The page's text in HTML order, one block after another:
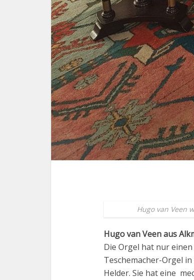
Hugo van Veen
Hugo van Veen aus
Die Orgel hat nur
Teschemacher-Orgel
Helder. Sie hat eine